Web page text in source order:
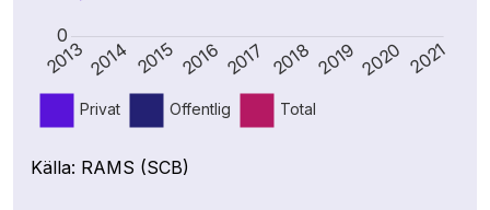
Källa: RAMS (SCB)